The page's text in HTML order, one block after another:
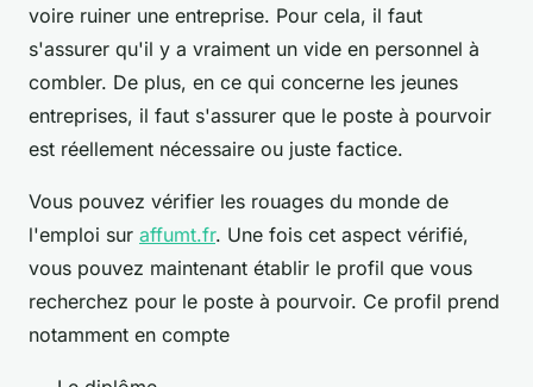
voire ruiner une entreprise. Pour cela, il faut
s'assurer qu'il y a vraiment un vide en personnel à
combler. De plus, en ce qui concerne les jeunes
entreprises, il faut s'assurer que le poste à pourvoir
est réellement nécessaire ou juste factice.
Vous pouvez vérifier les rouages du monde de
l'emploi sur affumt.fr. Une fois cet aspect vérifié,
vous pouvez maintenant établir le profil que vous
recherchez pour le poste à pourvoir. Ce profil prend
notamment en compte